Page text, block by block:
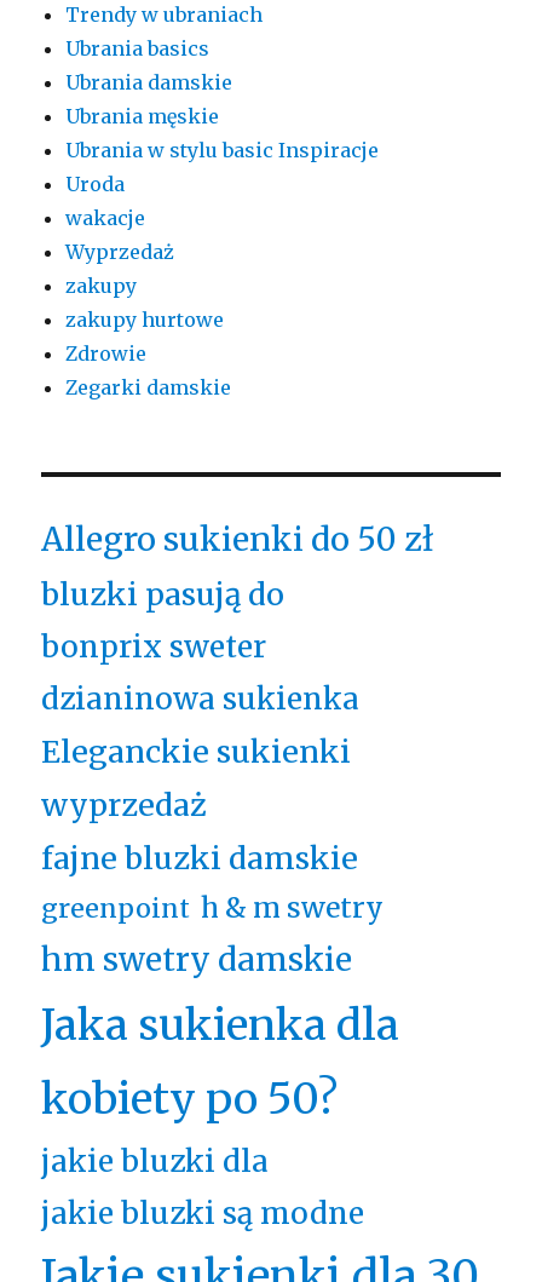
Trendy w ubraniach
Ubrania basics
Ubrania damskie
Ubrania męskie
Ubrania w stylu basic Inspiracje
Uroda
wakacje
Wyprzedaż
zakupy
zakupy hurtowe
Zdrowie
Zegarki damskie
Allegro sukienki do 50 zł
bluzki pasują do
bonprix sweter
dzianinowa sukienka
Eleganckie sukienki
wyprzedaż
fajne bluzki damskie
greenpoint h & m swetry
hm swetry damskie
Jaka sukienka dla
kobiety po 50?
jakie bluzki dla
jakie bluzki są modne